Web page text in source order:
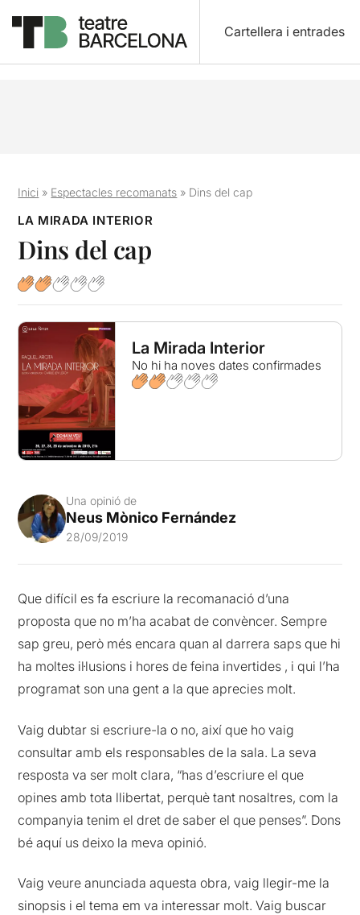
Cartellera i entrades
Inici » Espectacles recomanats » Dins del cap
LA MIRADA INTERIOR
Dins del cap
La Mirada Interior
No hi ha noves dates confirmades
Una opinió de
Neus Mònico Fernández
28/09/2019
Que difícil es fa escriure la recomanació d’una
proposta que no m’ha acabat de convèncer. Sempre
sap greu, però més encara quan al darrera saps que hi
ha moltes il·lusions i hores de feina invertides , i qui l’ha
programat son una gent a la que aprecies molt.
Vaig dubtar si escriure-la o no, així que ho vaig
consultar amb els responsables de la sala. La seva
resposta va ser molt clara, “has d’escriure el que
opines amb tota llibertat, perquè tant nosaltres, com la
companyia tenim el dret de saber el que penses”. Dons
bé aquí us deixo la meva opinió.
Vaig veure anunciada aquesta obra, vaig llegir-me la
sinopsis i el tema em va interessar molt. Vaig buscar